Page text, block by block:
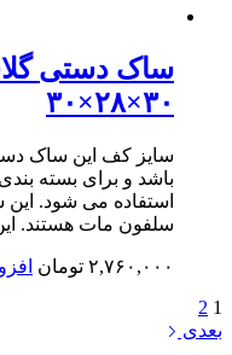
ساک دستی گلاسه
باشد و برای بسته بندی
سلفون مات هستند. این
۲,۷۶۰,۰۰۰ تومان افزودن